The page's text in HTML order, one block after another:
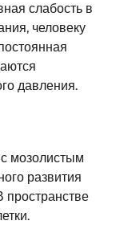
слабость в
человеку
давления.
мозолистым
развития
пространстве